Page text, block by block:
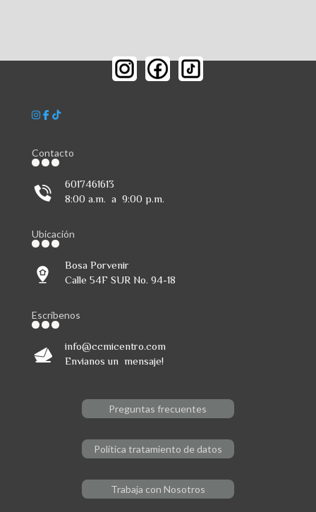
Contacto
6017461613
8:00 a.m. a 9:00 p.m.
Ubicación
Bosa Porvenir
Calle 54F SUR No. 94-18
Escribenos
info@ccmicentro.com
Envianos un mensaje!
Preguntas frecuentes
Política tratamiento de datos
Trabaja con Nosotros